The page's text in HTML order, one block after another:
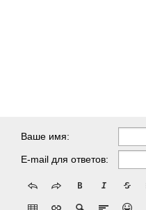
Ваше имя:
E-mail для ответов: